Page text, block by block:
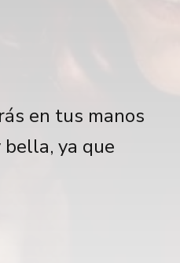
en tus manos
ya que